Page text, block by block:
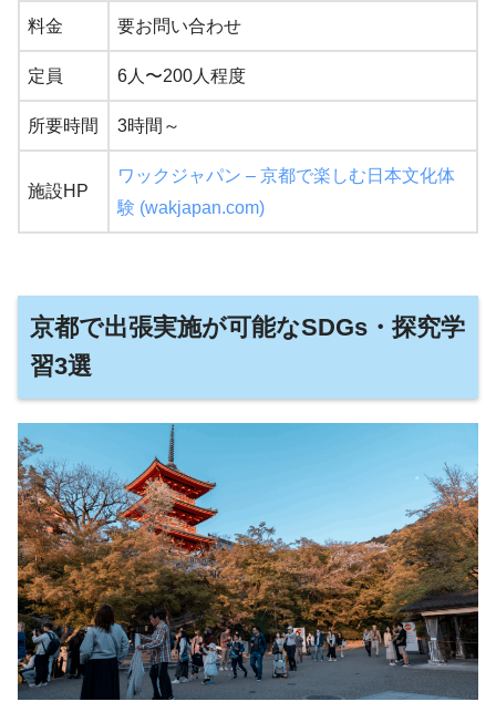
料金 要お問い合わせ
定員 6人〜200人程度
所要時間 3時間～
施設HP
ワックジャパン – 京都で楽しむ日本文化体
験 (wakjapan.com)
京都で出張実施が可能なSDGs・探究学
習3選